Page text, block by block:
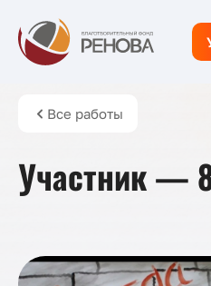
Все работы
Участник —